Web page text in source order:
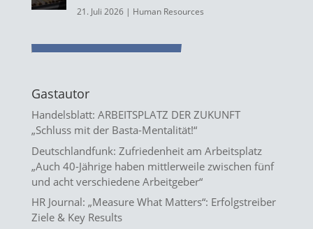
21. Juli 2026| Human Resources
Gastautor
Handelsblatt: ARBEITSPLATZ DER ZUKUNFT
„Schluss mit der Basta-Mentalität!“
Deutschlandfunk: Zufriedenheit am Arbeitsplatz
„Auch 40-Jährige haben mittlerweile zwischen fünf
und acht verschiedene Arbeitgeber“
HR Journal: „Measure What Matters“: Erfolgstreiber
Ziele & Key Results